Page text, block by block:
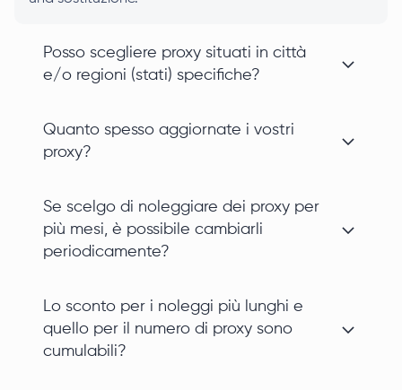
Posso scegliere proxy situati in città
e/o regioni (stati) specifiche?
Quanto spesso aggiornate i vostri
proxy?
Se scelgo di noleggiare dei proxy per
più mesi, è possibile cambiarli
periodicamente?
Lo sconto per i noleggi più lunghi e
quello per il numero di proxy sono
cumulabili?